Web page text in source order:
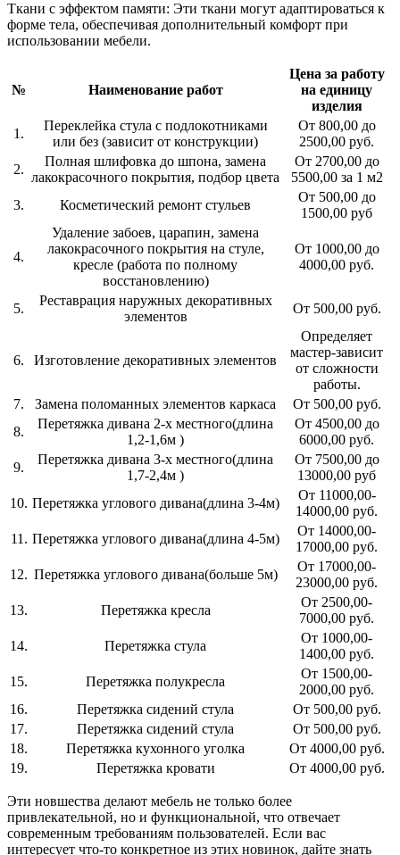
Ткани с эффектом памяти: Эти ткани могут адаптироваться к
форме тела, обеспечивая дополнительный комфорт при
использовании мебели.
№ Наименование работ
Цена за работу
на единицу
изделия
1.
Переклейка стула с подлокотниками
или без (зависит от конструкции)
От 800,00 до
2500,00 руб.
2.
Полная шлифовка до шпона, замена
лакокрасочного покрытия, подбор цвета
От 2700,00 до
5500,00 за 1 м2
3.
Косметический ремонт стульев
От 500,00 до
1500,00 руб
4.
Удаление забоев, царапин, замена
лакокрасочного покрытия на стуле,
кресле (работа по полному
восстановлению)
От 1000,00 до
4000,00 руб.
5.
Реставрация наружных декоративных
элементов
От 500,00 руб.
6. Изготовление декоративных элементов
Определяет
мастер-зависит
от сложности
работы.
7.
Замена поломанных элементов каркаса
От 500,00 руб.
8.
Перетяжка дивана 2-х местного(длина
1,2-1,6м )
От 4500,00 до
6000,00 руб.
9.
Перетяжка дивана 3-х местного(длина
1,7-2,4м )
От 7500,00 до
13000,00 руб
10. Перетяжка углового дивана(длина 3-4м)
От 11000,00-
14000,00 руб.
11. Перетяжка углового дивана(длина 4-5м)
От 14000,00-
17000,00 руб.
12. Перетяжка углового дивана(больше 5м)
От 17000,00-
23000,00 руб.
13.
Перетяжка кресла
От 2500,00-
7000,00 руб.
14.
Перетяжка стула
От 1000,00-
1400,00 руб.
15.
Перетяжка полукресла
От 1500,00-
2000,00 руб.
16.
Перетяжка сидений стула
От 500,00 руб.
17.
Перетяжка сидений стула
От 500,00 руб.
18.
Перетяжка кухонного уголка
От 4000,00 руб.
19.
Перетяжка кровати От 4000,00 руб.
Эти новшества делают мебель не только более
привлекательной, но и функциональной, что отвечает
современным требованиям пользователей. Если вас
интересует что-то конкретное из этих новинок, дайте знать